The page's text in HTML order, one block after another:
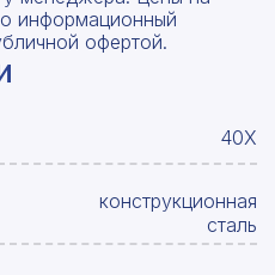
информационный
офертой.
40Х
конструкционная
сталь